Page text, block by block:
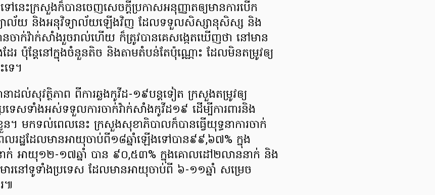
ៅនេះក្រសួងក៏បានចេញសេចក្ដីប្រកាសអនុញ្ញាតឲ្យមានការបើក
ទ្យាល័យ និងអនុវិទ្យាល័យឡើងវិញ ដែលទទួលសិស្សានុសិស្ស និង
ចាក់វ៉ាក់សាំងរួចរាល់ហើយ ក៏ត្រូវបានគេសង្កេតឃើញថា នៅមាន
រ ប៉ុន្ដែនៅក្នុងចំនួនតិច និងតាមតំបន់តែប៉ុណ្ណោះ ដែលមិនតម្រូវឲ្យ
េ។
ាដល់សុវត្ថិភាព ពីការឆ្លងកូវីដ-១៩បន្តទៀត ក្រសួងតម្រូវឲ្យ
េសទាំងអស់ទទួលការចាក់វ៉ាក់សាំងកូវីដ១៩ ដើម្បីការពារនិង
លួន។ មកទល់ពេលនេះ ក្រសួងសុខាភិបាលក៏បានធ្វើយុទ្ធនាការចាក់
លរដ្ឋដែលមានអាយុចាប់ពី១៨ឆ្នាំឡើងទៅបាន៩៩,៦៧% ក្នុង
អាយុ១២-១៧ឆ្នាំ បាន ៩០,៥៣% ក្នុងគោលដៅ២លាននាក់ និង
ារនៅទូទាំងប្រទេស ដែលមានអាយុចាប់ពី ៦-១១ឆ្នាំ សម្រេច
៕